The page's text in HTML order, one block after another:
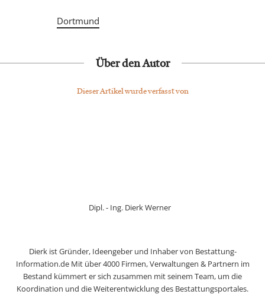
Dortmund
Über den Autor
Dieser Artikel wurde verfasst von
Dipl. - Ing. Dierk Werner
Dierk ist Gründer, Ideengeber und Inhaber von Bestattung-
Information.de Mit über 4000 Firmen, Verwaltungen & Partnern im
Bestand kümmert er sich zusammen mit seinem Team, um die
Koordination und die Weiterentwicklung des Bestattungsportales.